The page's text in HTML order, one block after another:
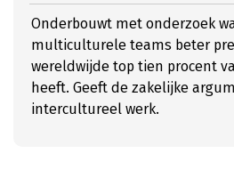
Onderbouwt met onderzoek
multiculturele teams beter
wereldwijde top tien procent
heeft. Geeft de zakelijke
intercultureel werk.